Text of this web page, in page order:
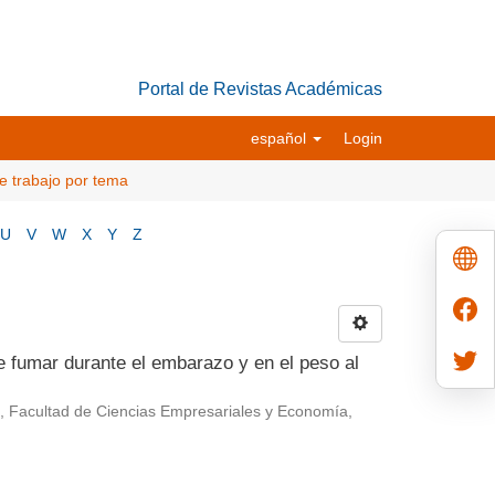
Portal de Revistas Académicas
español Login
trabajo por tema
U V W X Y Z
durante el embarazo y en el peso al
Facultad de Ciencias Empresariales y Economía,